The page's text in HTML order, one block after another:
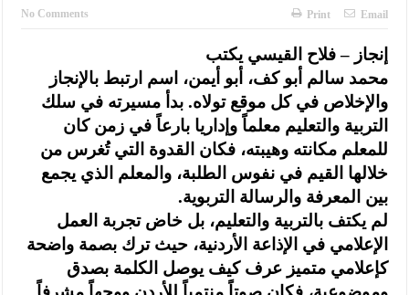
No Comments Print Email
إنجاز – فلاح القيسي يكتب
محمد سالم أبو كف، أبو أيمن، اسم ارتبط بالإنجاز
والإخلاص في كل موقع تولاه. بدأ مسيرته في سلك
التربية والتعليم معلماً وإداريا بارعاً في زمن كان
للمعلم مكانته وهيبته، فكان القدوة التي تُغرس من
خلالها القيم في نفوس الطلبة، والمعلم الذي يجمع
بين المعرفة والرسالة التربوية.
لم يكتف بالتربية والتعليم، بل خاض تجربة العمل
الإعلامي في الإذاعة الأردنية، حيث ترك بصمة واضحة
كإعلامي متميز عرف كيف يوصل الكلمة بصدق